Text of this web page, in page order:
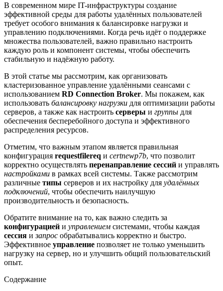
В современном мире IT-инфраструктуры создание
эффективной среды для работы удалённых пользователей
требует особого внимания к балансировке нагрузки и
управлению подключениями. Когда речь идёт о поддержке
множества пользователей, важно правильно настроить
каждую роль и компонент системы, чтобы обеспечить
стабильную и надёжную работу.
В этой статье мы рассмотрим, как организовать
кластеризованное управление удалёнными сеансами с
использованием RD Connection Broker. Мы покажем, как
использовать балансировку нагрузки для оптимизации работы
серверов, а также как настроить серверы и группы для
обеспечения бесперебойного доступа и эффективного
распределения ресурсов.
Отметим, что важным этапом является правильная
конфигурация requestfilereq и certnewp7b, что позволит
корректно осуществлять перенаправление сессий и управлять
настройками в рамках всей системы. Также рассмотрим
различные типы серверов и их настройку для удалённых
подключений, чтобы обеспечить наилучшую
производительность и безопасность.
Обратите внимание на то, как важно следить за
конфигурацией и управлением системами, чтобы каждая
сессия изапрос обрабатывались корректно и быстро.
Эффективное управление позволяет не только уменьшить
нагрузку на сервер, но и улучшить общий пользовательский
опыт.
Содержание